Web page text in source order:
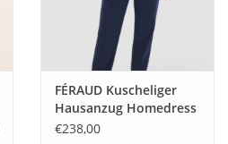
FÉRAUD Kuscheliger
Hausanzug Homedress
Fleece Fb.navy blau
€238,00